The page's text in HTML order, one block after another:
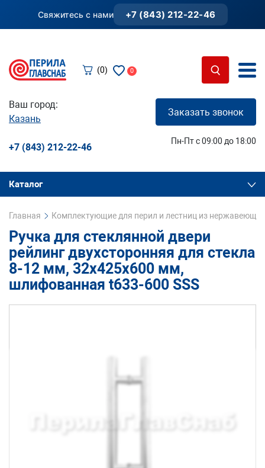
Свяжитесь с нами +7 (843) 212-22-46
(0) 0
Ваш город:
Казань
Заказать звонок
+7 (843) 212-22-46
Пн-Пт с 09:00 до 18:00
Каталог
Главная Комплектующие для перил и лестниц из
Ручка для стеклянной двери
рейлинг двухсторонняя для стекла
8-12 мм, 32х425х600 мм,
шлифованная t633-600 SSS